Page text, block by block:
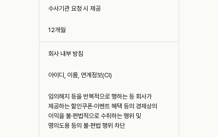
수사기관 요청 시 제공
12개월
회사 내부 방침
아이디, 이름, 연계정보(CI)
임의해지 등을 반복적으로 행하는 등 회사가
제공하는 할인쿠폰·이벤트 혜택 등의 경제상의
이익을 불·편법적으로 수취하는 행위 및
명의도용 등의 불·편법 행위 차단